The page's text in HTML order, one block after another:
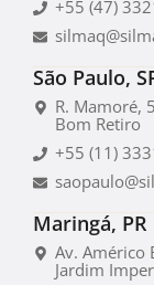
+55 (47)
São Paulo,
R. Mamoré,
Bom Retiro
+55 (11)
Maringá, PR
Av. Américo
Jardim